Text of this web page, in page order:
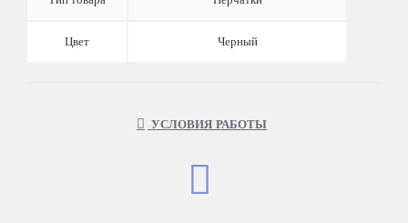
Цвет Черный
УСЛОВИЯ РАБОТЫ